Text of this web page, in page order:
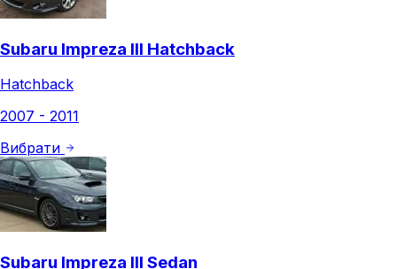
Subaru Impreza III Hatchback
Hatchback
2007 - 2011
Вибрати
Subaru Impreza III Sedan